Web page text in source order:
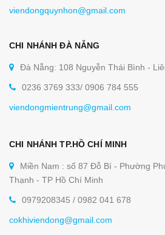
viendongquynhon@gmail.com
CHI NHÁNH ĐÀ NẴNG
Đà Nẵng: 108 Nguyễn Thái Bình -
0236 3769 333/ 0906 784 555
viendongmientrung@gmail.com
CHI NHÁNH TP.HỒ CHÍ MINH
Miền Nam : số 87 Đỗ Bí - Phường
Thạnh - TP Hồ Chí Minh
0979208345 / 0982 041 678
cokhiviendong@gmail.com